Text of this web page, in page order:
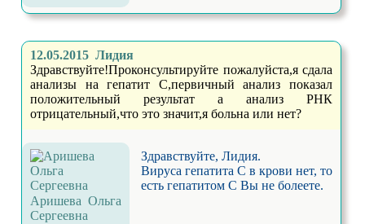
12.05.2015 Лидия
Здравствуйте!Проконсультируйте пожалуйста,я сдала
анализы на гепатит С,первичный анализ показал
положительный результат а анализ РНК
отрицательный,что это значит,я больна или нет?
Аришева Ольга
Сергеевна
Здравствуйте, Лидия.
Вируса гепатита С в крови нет, то
есть гепатитом С Вы не болеете.